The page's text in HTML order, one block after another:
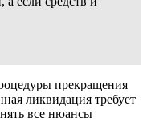
прекращения
ликвидация требует
все нюансы